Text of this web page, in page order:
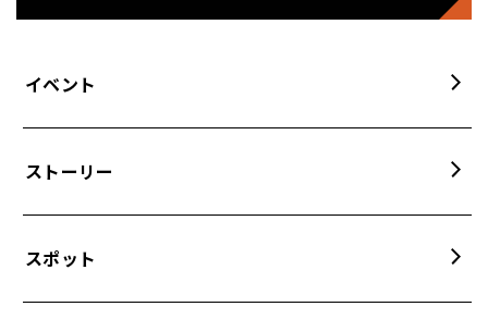
イベント
ストーリー
スポット